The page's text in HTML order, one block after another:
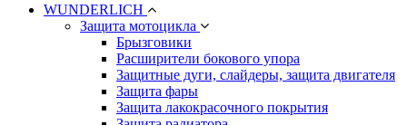
WUNDERLICH
Защита мотоцикла
Брызговики
Расширители бокового упора
Защитные дуги, слайдеры, защита двигателя
Защита фары
Защита лакокрасочного покрытия